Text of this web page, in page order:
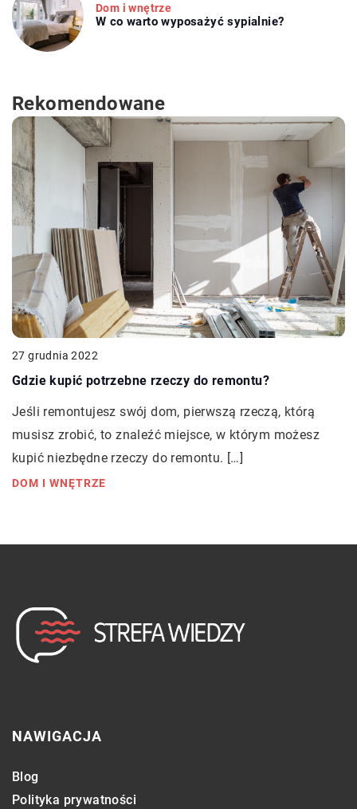
Dom i wnętrze
W co warto wyposażyć sypialnie?
Rekomendowane
27 grudnia 2022
Gdzie kupić potrzebne rzeczy do remontu?
Jeśli remontujesz swój dom, pierwszą rzeczą, którą
musisz zrobić, to znaleźć miejsce, w którym możesz
kupić niezbędne rzeczy do remontu. […]
DOM I WNĘTRZE
NAWIGACJA
Blog
Polityka prywatności